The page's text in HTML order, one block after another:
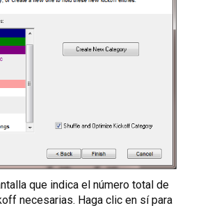
que indica el número total de
necesarias. Haga clic en sí para